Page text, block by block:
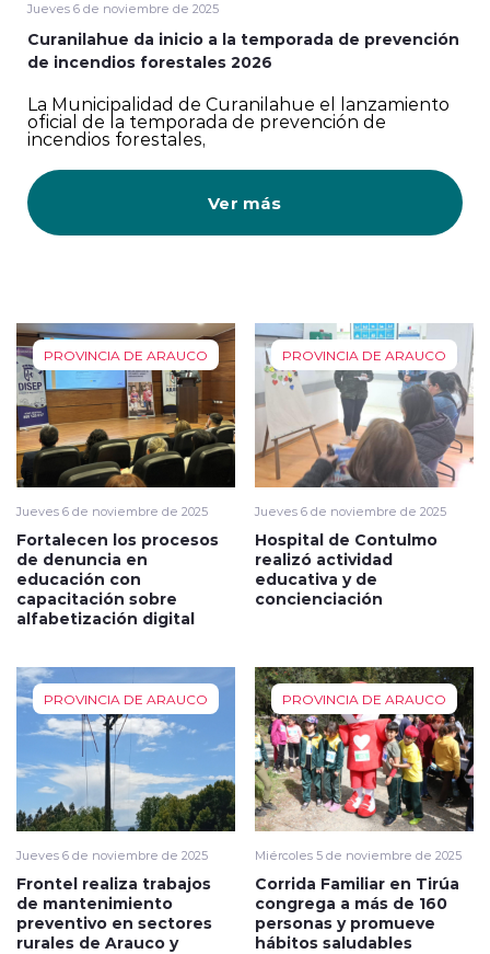
Jueves 6 de noviembre de 2025
Curanilahue da inicio a la temporada de prevención
de incendios forestales 2026
La Municipalidad de Curanilahue el lanzamiento
oficial de la temporada de prevención de
incendios forestales,
Ver más
PROVINCIA DE ARAUCO
Jueves 6 de noviembre de 2025
Fortalecen los procesos
de denuncia en
educación con
capacitación sobre
alfabetización digital
PROVINCIA DE ARAUCO
Jueves 6 de noviembre de 2025
Hospital de Contulmo
realizó actividad
educativa y de
concienciación
PROVINCIA DE ARAUCO
Jueves 6 de noviembre de 2025
Frontel realiza trabajos
de mantenimiento
preventivo en sectores
rurales de Arauco y
PROVINCIA DE ARAUCO
Miércoles 5 de noviembre de 2025
Corrida Familiar en Tirúa
congrega a más de 160
personas y promueve
hábitos saludables